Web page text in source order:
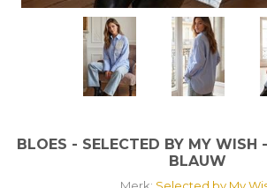
BLOES - SELECTED BY MY WISH
BLAUW